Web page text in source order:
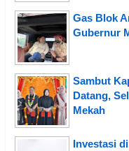
Gas Blok
Gubernur
Sambut
Datang,
Mekah
Investasi